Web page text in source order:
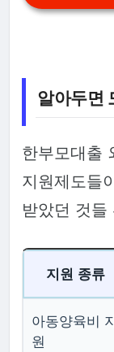
알아두면
한부모대출
지원제도들
받았던 것들
지원 종류
아동양육비
원